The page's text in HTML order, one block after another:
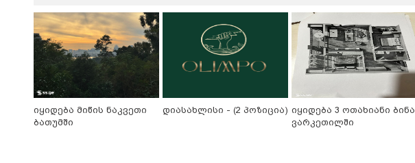
იყიდება მიწის ნაკვეთი
ბათუმში
დიასახლისი - (2 პოზიცია) იყიდება 3 ოთახიანი ბინა
ვარკეთილში